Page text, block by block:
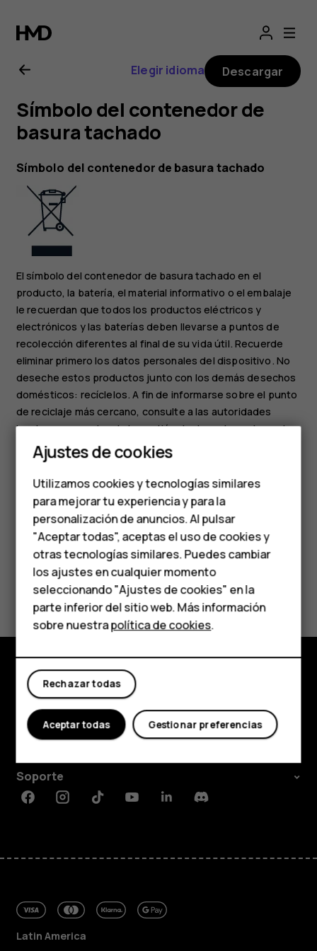
Manual
del
usuario
de
Nokia
3.1
Plus
Smartphones
Teléfonos de gama
media
Teléfonos para
personas mayores
HMD Terra M
Comprar
Mi cuenta
Elegir idioma Descargar
Símbolo del contenedor de
basura tachado
Símbolo del contenedor de basura tachado
El símbolo del contenedor de basura tachado en el
producto, la batería, el material informativo o el embalaje
le recuerdan que todos los productos eléctricos y
electrónicos y las baterías deben llevarse a puntos de
recolección diferentes al final de su vida útil. Recuerde
eliminar primero los datos personales del dispositivo. No
deseche estos productos junto con los demás desechos
domésticos: recíclelos. A fin de informarse sobre el punto
de reciclaje más cercano, consulte a las autoridades
locales encargadas de la gestión de desechos o lea sobre
el programa de devolución de HMD y la disponibilidad en
su país en
www.hmd.com/phones/support/topics/recycle.
¿Te ha parecido útil?
Sí No
Comprar
Acerca de
Soporte
FacebookInstagramTiktokYoutubeLinkedinDiscord
Latin America
Ajustes de cookies
Utilizamos cookies y tecnologías similares
para mejorar tu experiencia y para la
personalización de anuncios. Al pulsar
"Aceptar todas", aceptas el uso de cookies y
otras tecnologías similares. Puedes cambiar
los ajustes en cualquier momento
seleccionando "Ajustes de cookies" en la
parte inferior del sitio web. Más información
sobre nuestrapolítica de cookies.
Rechazar todas
Gestionar preferencias
Aceptar todas